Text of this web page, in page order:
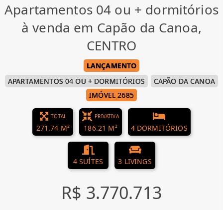
Apartamentos 04 ou + dormitórios
à venda em Capão da Canoa,
CENTRO
LANÇAMENTO
APARTAMENTOS 04 OU + DORMITÓRIOS
CAPÃO DA CANOA
IMÓVEL 2685
TOTAL
271.74 M²
PRIVATIVA
186.21 M² 4 DORMITÓRIOS
4 SUÍTES 3 LIVINGS
R$ 3.770.713